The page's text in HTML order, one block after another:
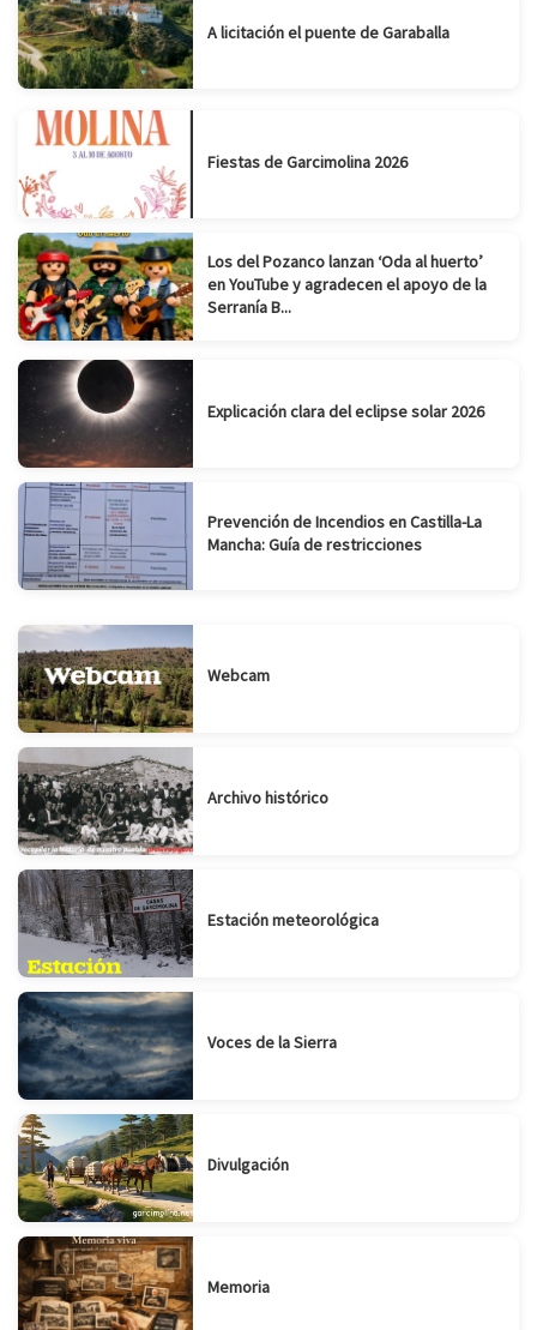
A licitación el puente de Garaballa
Fiestas de Garcimolina 2026
Los del Pozanco lanzan ‘Oda al huerto’
en YouTube y agradecen el apoyo de la
Serranía B...
Explicación clara del eclipse solar 2026
Prevención de Incendios en Castilla-La
Mancha: Guía de restricciones
Webcam
Archivo histórico
Estación meteorológica
Voces de la Sierra
Divulgación
Memoria